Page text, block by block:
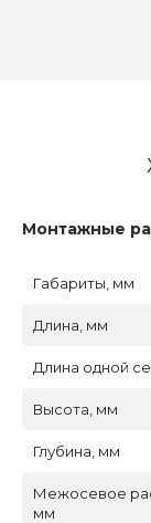
Монтажные
Габариты, мм
Длина, мм
Длина одной
Высота, мм
Глубина, мм
Межосевое
мм